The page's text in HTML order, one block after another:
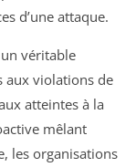
d’une attaque.
véritable
aux violations de
atteintes à la
mêlant
les organisations